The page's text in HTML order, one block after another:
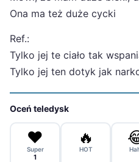
Ona ma też duże cycki
Ref.:
Tylko jej te ciało tak
Tylko jej ten dotyk jak
Oceń teledysk
❤️
Super
1
🔥
HOT